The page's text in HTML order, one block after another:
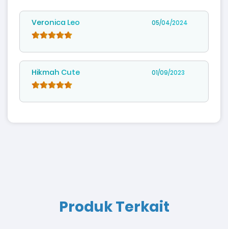
Veronica Leo 05/04/2024
Hikmah Cute 01/09/2023
Produk Terkait